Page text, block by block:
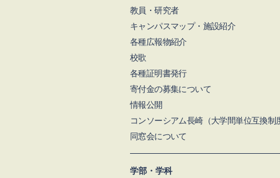
教員・研究者
キャンパスマップ・施設紹介
各種広報物紹介
校歌
各種証明書発行
寄付金の募集について
情報公開
コンソーシアム長崎（大学間単位互換制
同窓会について
学部・学科